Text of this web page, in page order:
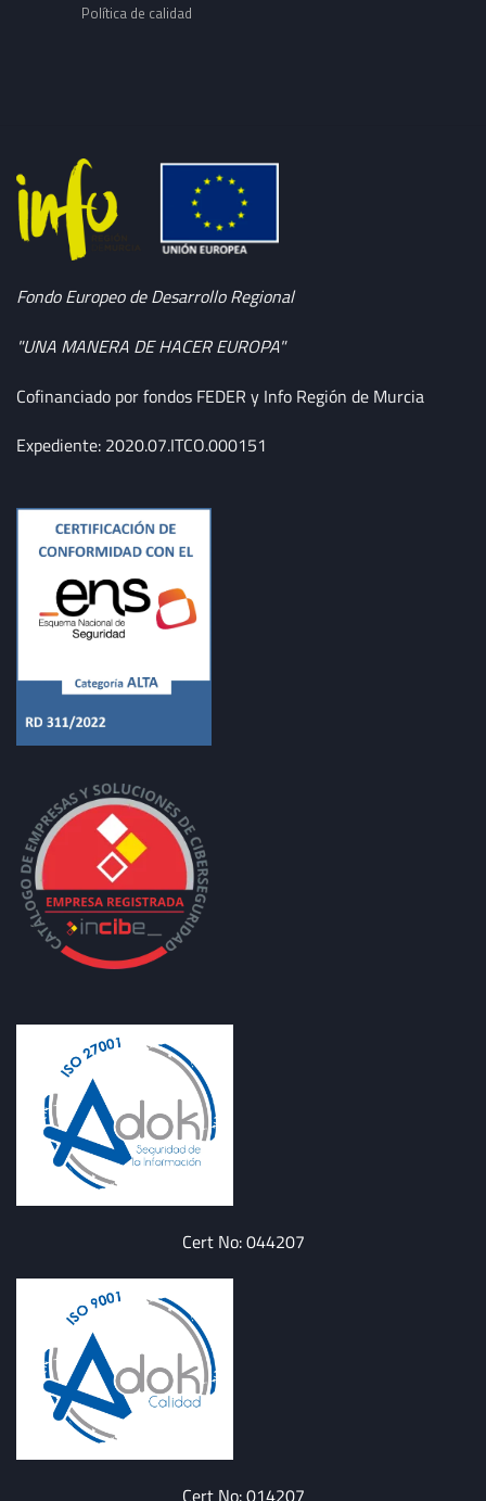
Política de calidad
Fondo Europeo de Desarrollo Regional
"UNA MANERA DE HACER EUROPA"
Cofinanciado por fondos FEDER y Info Región de Murcia
Expediente: 2020.07.ITCO.000151
Cert No: 044207
Cert No: 014207